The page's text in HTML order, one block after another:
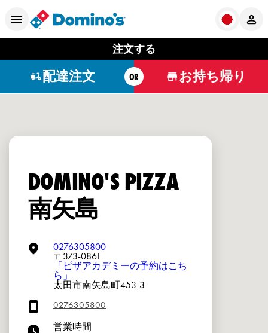
注文する
配達注文 OR お持ち帰り
DOMINO'S PIZZA
南矢島
0276305800
〒373-0861
「ピザアカデミーの予約はこち
ら」
太田市南矢島町453-3
0276305800
営業時間